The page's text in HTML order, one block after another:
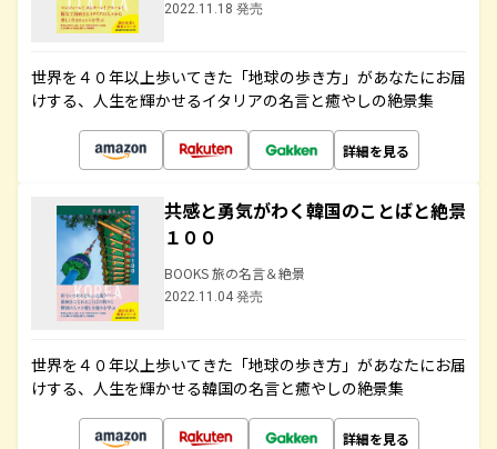
2022.11.18 発売
世界を４０年以上歩いてきた「地球の歩き方」があなたにお届
けする、人生を輝かせるイタリアの名言と癒やしの絶景集
詳細を見る
共感と勇気がわく韓国のことばと絶景
１００
BOOKS 旅の名言＆絶景
2022.11.04 発売
世界を４０年以上歩いてきた「地球の歩き方」があなたにお届
けする、人生を輝かせる韓国の名言と癒やしの絶景集
詳細を見る